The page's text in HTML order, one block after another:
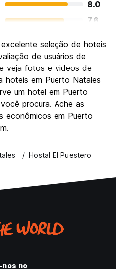
8.0
7.6
5.5
7.2
seleção de hoteis
de usuários de
veja fotos e videos de
hoteis em Puerto Natales
um hotel em Puerto
procura. Ache as
econômicos em Puerto
Hostal El Puestero
nos no